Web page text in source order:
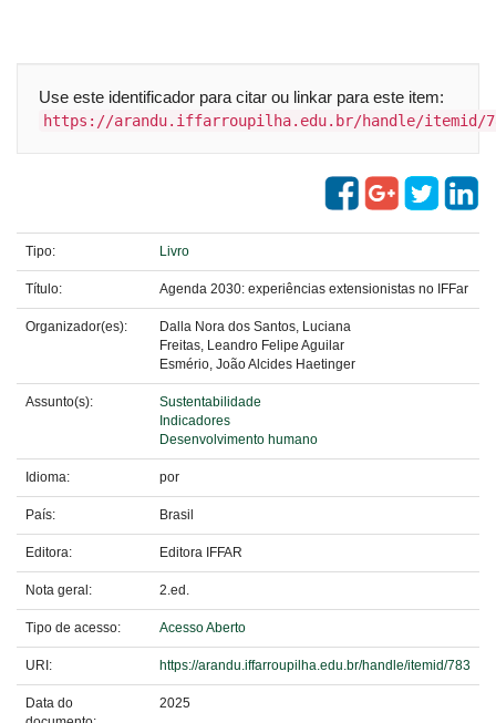
Use este identificador para citar ou linkar para este item:
https://arandu.iffarroupilha.edu.br/handle/itemid/
Tipo: Livro
Título: Agenda 2030: experiências extensionistas no IFFar
Organizador(es):
Dalla Nora dos Santos, Luciana
Freitas, Leandro Felipe Aguilar
Esmério, João Alcides Haetinger
Assunto(s):
Sustentabilidade
Indicadores
Desenvolvimento humano
Idioma: por
País: Brasil
Editora: Editora IFFAR
Nota geral: 2.ed.
Tipo de acesso: Acesso Aberto
URI: https://arandu.iffarroupilha.edu.br/handle/itemid/783
Data do
2025